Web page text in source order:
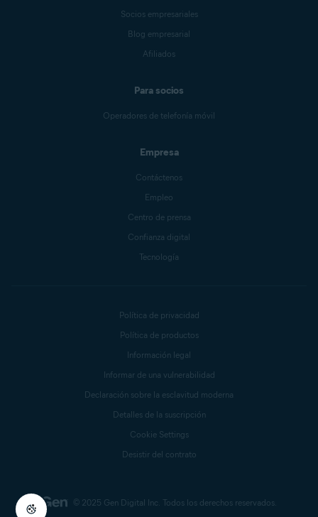
Socios empresariales
Blog empresarial
Afiliados
Para socios
Operadores de telefonía móvil
Empresa
Contáctenos
Empleo
Centro de prensa
Confianza digital
Tecnología
© 2025 Gen Digital Inc. Todos los derechos reservados.
Política de privacidad
Política de productos
Información legal
Informar de una vulnerabilidad
Declaración sobre la esclavitud moderna
Detalles de la suscripción
Cookie Settings
Desistir del contrato